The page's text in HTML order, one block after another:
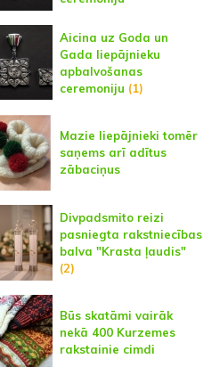
Aicina uz Goda un
Gada liepājnieku
apbalvošanas
ceremoniju (1)
Mazie liepājnieki tomēr
saņems arī adītus
zābaciņus
Divpadsmito reizi
pasniegta rakstniecības
balva "Krasta ļaudis"
(2)
Būs skatāmi vairāk
nekā 400 Kurzemes
rakstainie cimdi